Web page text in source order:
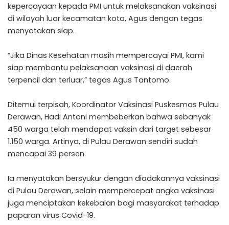
kepercayaan kepada PMI untuk melaksanakan vaksinasi
di wilayah luar kecamatan kota, Agus dengan tegas
menyatakan siap.
“Jika Dinas Kesehatan masih mempercayai PMI, kami
siap membantu pelaksanaan vaksinasi di daerah
terpencil dan terluar,” tegas Agus Tantomo.
Ditemui terpisah, Koordinator Vaksinasi Puskesmas Pulau
Derawan, Hadi Antoni membeberkan bahwa sebanyak
450 warga telah mendapat vaksin dari target sebesar
1.150 warga. Artinya, di Pulau Derawan sendiri sudah
mencapai 39 persen.
Ia menyatakan bersyukur dengan diadakannya vaksinasi
di Pulau Derawan, selain mempercepat angka vaksinasi
juga menciptakan kekebalan bagi masyarakat terhadap
paparan virus Covid-19.